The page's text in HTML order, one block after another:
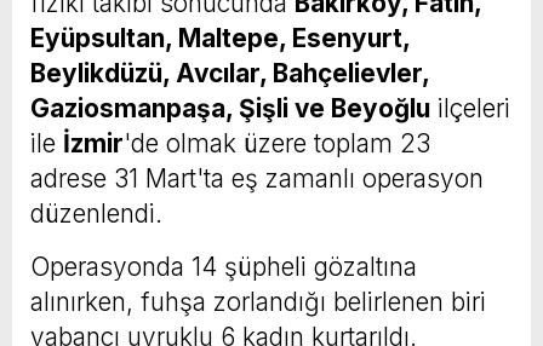
Eyüpsultan, Maltepe, Esenyurt,
Beylikdüzü, Avcılar, Bahçelievler,
Gaziosmanpaşa, Şişli ve Beyoğlu ilçeleri
ile İzmir'de olmak üzere toplam 23
adrese 31 Mart'ta eş zamanlı operasyon
düzenlendi.
Operasyonda 14 şüpheli gözaltına
alınırken, fuhşa zorlandığı belirlenen biri
yabancı uyruklu 6 kadın kurtarıldı.